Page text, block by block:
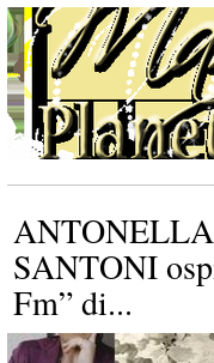
SANTONI
Fm” di...